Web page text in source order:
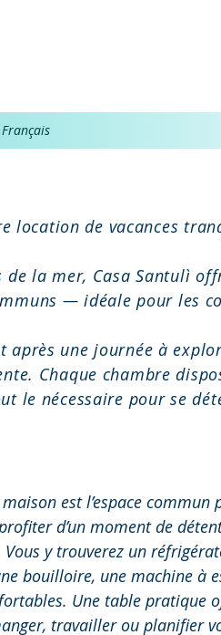
Français
location de vacances
la mer, Casa Santulì
— idéale pour les
après une journée à
Chaque chambre
le nécessaire pour se
est l’espace commun
d’un moment de
Vous y trouverez un
bouilloire, une machine à
Une table pratique
travailler ou planifier